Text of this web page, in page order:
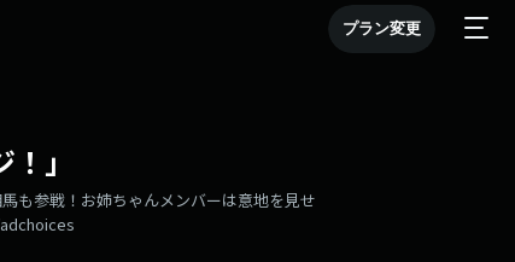
プラン変更
」
も参戦！お姉ちゃんメンバーは意地を見せ